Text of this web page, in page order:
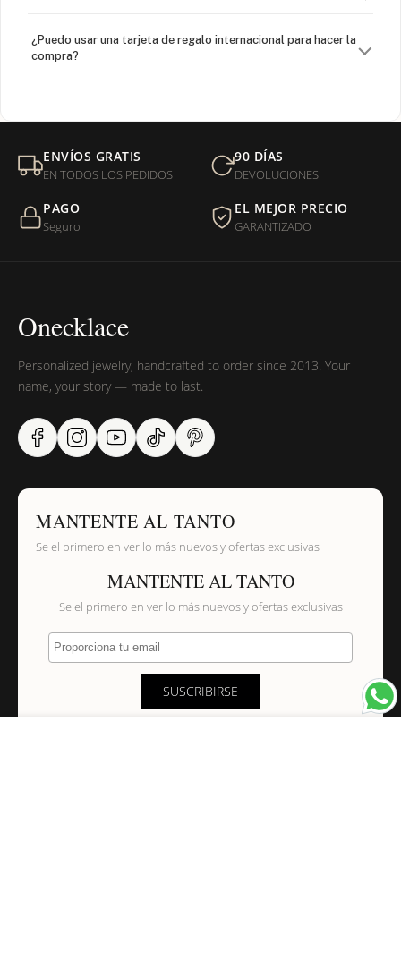
¿Puedo usar una tarjeta de regalo internacional para hacer la
compra?
Mi orden fue devuelta por USPS, ¿qué hago para que sea
entregada?
¿Sus productos son libres de níquel?
ENVÍOS GRATIS
EN TODOS LOS PEDIDOS
90 DÍAS
DEVOLUCIONES
PAGO
Seguro
EL MEJOR PRECIO
GARANTIZADO
Onecklace
Personalized jewelry, handcrafted to order since 2013. Your
name, your story — made to last.
MANTENTE AL TANTO
Se el primero en ver lo más nuevos y ofertas exclusivas
MANTENTE AL TANTO
Se el primero en ver lo más nuevos y ofertas exclusivas
Proporciona tu email
SUSCRIBIRSE